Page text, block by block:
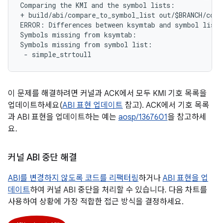
Comparing the KMI and the symbol lists:
+ build/abi/compare_to_symbol_list out/$BRANCH/
ERROR: Differences between ksymtab and symbol
Symbols missing from ksymtab:
Symbols missing from symbol list:
이 문제를 해결하려면 커널과 ACK에서 모두 KMI 기호 목록을
업데이트하세요(ABI 표현 업데이트 참고). ACK에서 기호 목록
과 ABI 표현을 업데이트하는 예는 aosp/1367601을 참고하세
요.
커널 ABI 중단 해결
ABI를 변경하지 않도록 코드를 리팩터링하거나 ABI 표현을 업
데이트하여 커널 ABI 중단을 처리할 수 있습니다. 다음 차트를
사용하여 상황에 가장 적합한 접근 방식을 결정하세요.